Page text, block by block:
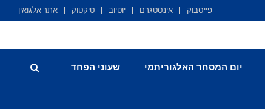
פייסבוק אינסטגרם יוטיוב טיקטוק אתר אלגואין
יום המסחר האלגוריתמי שעוני הפחד